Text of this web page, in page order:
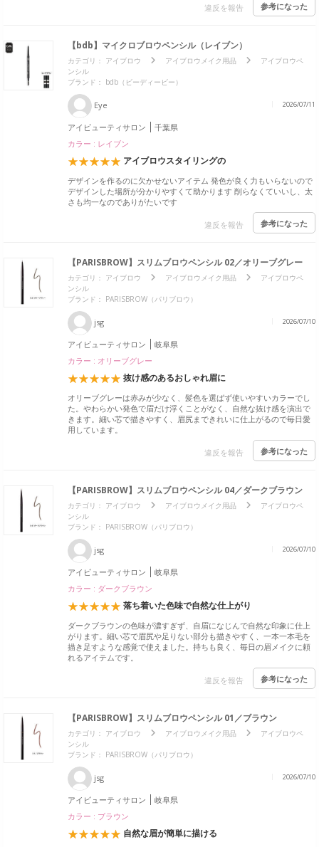
違反を報告 参考になった
【bdb】マイクロブロウペンシル（レイブン）
カテゴリ： アイブロウ アイブロウメイク用品
アイブロウペ
ンシル
ブランド： bdb（ビーディービー）
Eye 2026/07/11
アイビューティサロン
千葉県
カラー : レイブン
アイブロウスタイリングの
デザインを作るのに欠かせないアイテム 発色が良く力もいらないので
デザインした場所が分かりやすくて助かります 削らなくていいし、太
さも均一なのでありがたいです
違反を報告 参考になった
【PARISBROW】スリムブロウペンシル 02／オリーブグレー
カテゴリ： アイブロウ アイブロウメイク用品
アイブロウペ
ンシル
ブランド： PARISBROW（パリブロウ）
jsg 2026/07/10
アイビューティサロン
岐阜県
カラー : オリーブグレー
抜け感のあるおしゃれ眉に
オリーブグレーは赤みが少なく、髪色を選ばず使いやすいカラーでし
た。やわらかい発色で眉だけ浮くことがなく、自然な抜け感を演出で
きます。細い芯で描きやすく、眉尻まできれいに仕上がるので毎日愛
用しています。
違反を報告 参考になった
【PARISBROW】スリムブロウペンシル 04／ダークブラウン
カテゴリ： アイブロウ アイブロウメイク用品
アイブロウペ
ンシル
ブランド： PARISBROW（パリブロウ）
jsg 2026/07/10
アイビューティサロン
岐阜県
カラー : ダークブラウン
落ち着いた色味で自然な仕上がり
ダークブラウンの色味が濃すぎず、自眉になじんで自然な印象に仕上
がります。細い芯で眉尻や足りない部分も描きやすく、一本一本毛を
描き足すような感覚で使えました。持ちも良く、毎日の眉メイクに頼
れるアイテムです。
違反を報告 参考になった
【PARISBROW】スリムブロウペンシル 01／ブラウン
カテゴリ： アイブロウ アイブロウメイク用品
アイブロウペ
ンシル
ブランド： PARISBROW（パリブロウ）
jsg 2026/07/10
アイビューティサロン
岐阜県
カラー : ブラウン
自然な眉が簡単に描ける